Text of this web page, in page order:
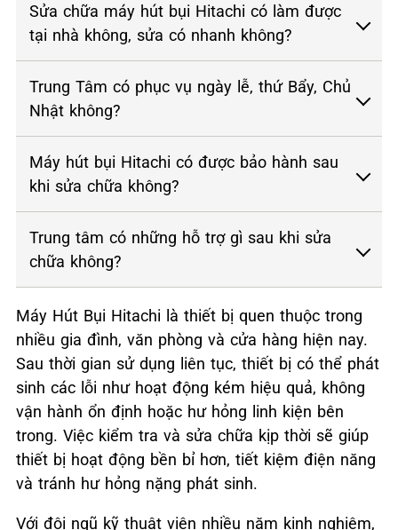
Sửa chữa máy hút bụi Hitachi có làm được
tại nhà không, sửa có nhanh không?
Trung Tâm có phục vụ ngày lễ, thứ Bẩy, Chủ
Nhật không?
Máy hút bụi Hitachi có được bảo hành sau
khi sửa chữa không?
Trung tâm có những hỗ trợ gì sau khi sửa
chữa không?
Máy Hút Bụi Hitachi là thiết bị quen thuộc trong
nhiều gia đình, văn phòng và cửa hàng hiện nay.
Sau thời gian sử dụng liên tục, thiết bị có thể phát
sinh các lỗi như hoạt động kém hiệu quả, không
vận hành ổn định hoặc hư hỏng linh kiện bên
trong. Việc kiểm tra và sửa chữa kịp thời sẽ giúp
thiết bị hoạt động bền bỉ hơn, tiết kiệm điện năng
và tránh hư hỏng nặng phát sinh.
Với đội ngũ kỹ thuật viên nhiều năm kinh nghiệm,